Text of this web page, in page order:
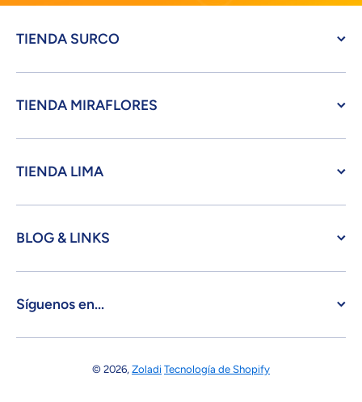
TIENDA SURCO
TIENDA MIRAFLORES
TIENDA LIMA
BLOG & LINKS
Síguenos en...
© 2026,Zoladi Tecnología de Shopify